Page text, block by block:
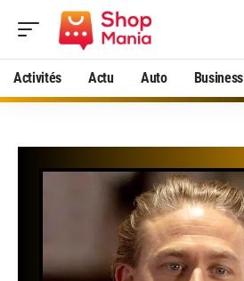
Activités Actu Auto Business